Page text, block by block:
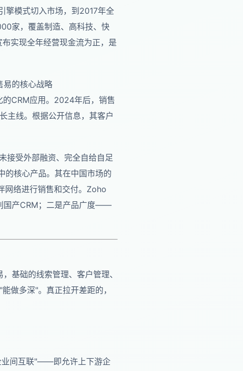
擎模式切入市场，到2017年全
家，覆盖制造、高科技、快
实现全年经营现金流为正，是
易的核心战略
CRM应用。2024年后，销售
主线。根据公开信息，其客户
受外部融资、完全自给自足
的核心产品。其在中国市场的
网络进行销售和交付。Zoho
国产CRM；二是产品广度——
基础的线索管理、客户管理、
做多深"。真正拉开差距的，
业间互联"——即允许上下游企